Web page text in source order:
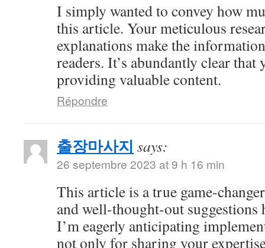
I simply wanted to convey how
this article. Your meticulous
explanations make the
readers. It’s abundantly clear that
providing valuable content.
Répondre
출장마사지 says:
26 septembre 2023 at 9 h 16 min
This article is a true game-
and well-thought-out
I’m eagerly anticipating
not only for sharing your